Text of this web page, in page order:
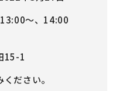
～、14:00
15-1
ださい。